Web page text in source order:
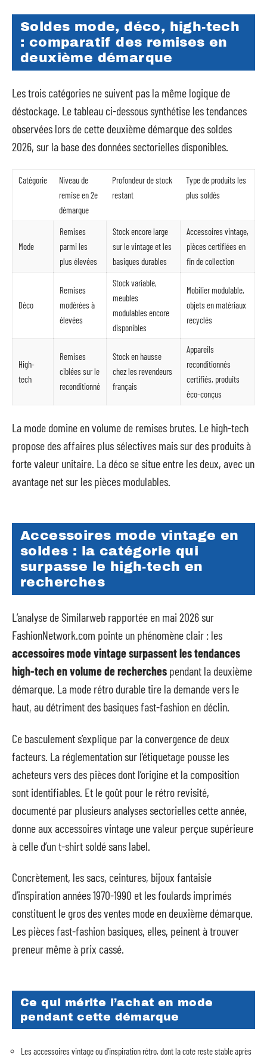
Soldes mode, déco, high-tech
: comparatif des remises en
deuxième démarque
Les trois catégories ne suivent pas la même logique de
déstockage. Le tableau ci-dessous synthétise les tendances
observées lors de cette deuxième démarque des soldes
2026, sur la base des données sectorielles disponibles.
Catégorie
Niveau de
remise en 2e
démarque
Profondeur de stock
restant
Type de produits les
plus soldés
Mode
Remises
parmi les
plus élevées
Stock encore large
sur le vintage et les
basiques durables
Accessoires vintage,
pièces certifiées en
fin de collection
Déco
Remises
modérées à
élevées
Stock variable,
meubles
modulables encore
disponibles
Mobilier modulable,
objets en matériaux
recyclés
High-
tech
Remises
ciblées sur le
reconditionné
Stock en hausse
chez les revendeurs
français
Appareils
reconditionnés
certifiés, produits
éco-conçus
La mode domine en volume de remises brutes. Le high-tech
propose des affaires plus sélectives mais sur des produits à
forte valeur unitaire. La déco se situe entre les deux, avec un
avantage net sur les pièces modulables.
Accessoires mode vintage en
soldes : la catégorie qui
surpasse le high-tech en
recherches
L’analyse de Similarweb rapportée en mai 2026 sur
FashionNetwork.com pointe un phénomène clair : les
accessoires mode vintage surpassent les tendances
high-tech en volume de recherches pendant la deuxième
démarque. La mode rétro durable tire la demande vers le
haut, au détriment des basiques fast-fashion en déclin.
Ce basculement s’explique par la convergence de deux
facteurs. La réglementation sur l’étiquetage pousse les
acheteurs vers des pièces dont l’origine et la composition
sont identifiables. Et le goût pour le rétro revisité,
documenté par plusieurs analyses sectorielles cette année,
donne aux accessoires vintage une valeur perçue supérieure
à celle d’un t-shirt soldé sans label.
Concrètement, les sacs, ceintures, bijoux fantaisie
d’inspiration années 1970-1990 et les foulards imprimés
constituent le gros des ventes mode en deuxième démarque.
Les pièces fast-fashion basiques, elles, peinent à trouver
preneur même à prix cassé.
Ce qui mérite l’achat en mode
pendant cette démarque
Les accessoires vintage ou d’inspiration rétro, dont la cote reste stable après